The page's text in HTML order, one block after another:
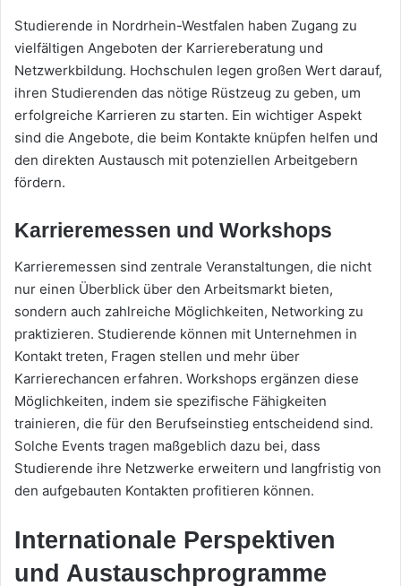
Studierende in Nordrhein-Westfalen haben Zugang zu
vielfältigen Angeboten der Karriereberatung und
Netzwerkbildung. Hochschulen legen großen Wert darauf,
ihren Studierenden das nötige Rüstzeug zu geben, um
erfolgreiche Karrieren zu starten. Ein wichtiger Aspekt
sind die Angebote, die beim Kontakte knüpfen helfen und
den direkten Austausch mit potenziellen Arbeitgebern
fördern.
Karrieremessen und Workshops
Karrieremessen sind zentrale Veranstaltungen, die nicht
nur einen Überblick über den Arbeitsmarkt bieten,
sondern auch zahlreiche Möglichkeiten, Networking zu
praktizieren. Studierende können mit Unternehmen in
Kontakt treten, Fragen stellen und mehr über
Karrierechancen erfahren. Workshops ergänzen diese
Möglichkeiten, indem sie spezifische Fähigkeiten
trainieren, die für den Berufseinstieg entscheidend sind.
Solche Events tragen maßgeblich dazu bei, dass
Studierende ihre Netzwerke erweitern und langfristig von
den aufgebauten Kontakten profitieren können.
Internationale Perspektiven
und Austauschprogramme